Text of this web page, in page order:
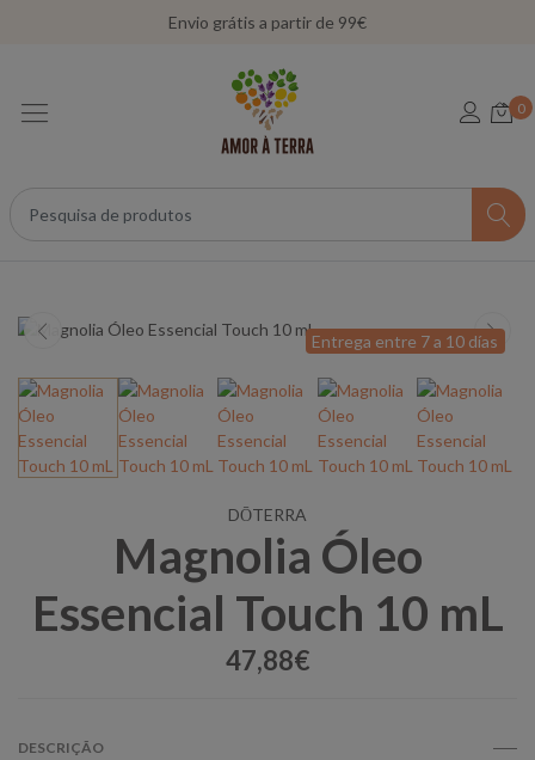
Envio grátis a partir de 99€
0
Entrega entre 7 a 10 días
DŌTERRA
Magnolia Óleo
Essencial Touch 10 mL
47,88€
DESCRIÇÃO